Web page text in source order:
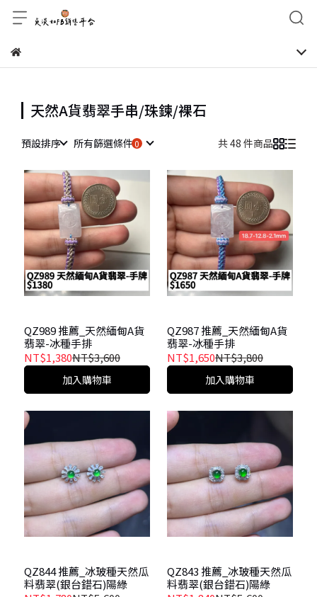
天然A貨翡翠手串/珠鍊/裸石
預設排序 所有篩選條件 共 48 件商品
QZ989 推薦_天然緬甸A貨
翡翠-冰種手排
NT$1,380NT$3,600
加入購物車
QZ987 推薦_天然緬甸A貨
翡翠-冰種手排
NT$1,650NT$3,800
加入購物車
QZ844 推薦_冰玻種天然瓜
料翡翠(銀台錯石)陽綠
QZ843 推薦_冰玻種天然瓜
料翡翠(銀台錯石)陽綠